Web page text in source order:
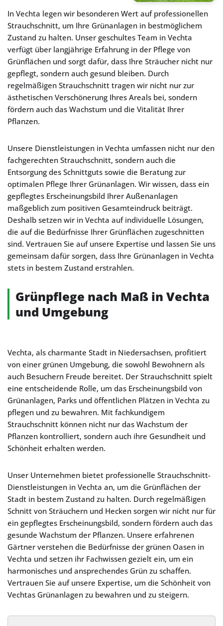
In Vechta legen wir besonderen Wert auf professionellen
Strauchschnitt, um Ihre Grünanlagen in bestmöglichem
Zustand zu halten. Unser geschultes Team in Vechta
verfügt über langjährige Erfahrung in der Pflege von
Grünflächen und sorgt dafür, dass Ihre Sträucher nicht nur
gepflegt, sondern auch gesund bleiben. Durch
regelmäßigen Strauchschnitt tragen wir nicht nur zur
ästhetischen Verschönerung Ihres Areals bei, sondern
fördern auch das Wachstum und die Vitalität Ihrer
Pflanzen.
Unsere Dienstleistungen in Vechta umfassen nicht nur den
fachgerechten Strauchschnitt, sondern auch die
Entsorgung des Schnittguts sowie die Beratung zur
optimalen Pflege Ihrer Grünanlagen. Wir wissen, dass ein
gepflegtes Erscheinungsbild Ihrer Außenanlagen
maßgeblich zum positiven Gesamteindruck beiträgt.
Deshalb setzen wir in Vechta auf individuelle Lösungen,
die auf die Bedürfnisse Ihrer Grünflächen zugeschnitten
sind. Vertrauen Sie auf unsere Expertise und lassen Sie uns
gemeinsam dafür sorgen, dass Ihre Grünanlagen in Vechta
stets in bestem Zustand erstrahlen.
Grünpflege nach Maß in Vechta
und Umgebung
Vechta, als charmante Stadt in Niedersachsen, profitiert
von einer grünen Umgebung, die sowohl Bewohnern als
auch Besuchern Freude bereitet. Der Strauchschnitt spielt
eine entscheidende Rolle, um das Erscheinungsbild von
Grünanlagen, Parks und öffentlichen Plätzen in Vechta zu
pflegen und zu bewahren. Mit fachkundigem
Strauchschnitt können nicht nur das Wachstum der
Pflanzen kontrolliert, sondern auch ihre Gesundheit und
Schönheit erhalten werden.
Unser Unternehmen bietet professionelle Strauchschnitt-
Dienstleistungen in Vechta an, um die Grünflächen der
Stadt in bestem Zustand zu halten. Durch regelmäßigen
Schnitt von Sträuchern und Hecken sorgen wir nicht nur für
ein gepflegtes Erscheinungsbild, sondern fördern auch das
gesunde Wachstum der Pflanzen. Unsere erfahrenen
Gärtner verstehen die Bedürfnisse der grünen Oasen in
Vechta und setzen ihr Fachwissen gezielt ein, um ein
harmonisches und ansprechendes Grün zu schaffen.
Vertrauen Sie auf unsere Expertise, um die Schönheit von
Vechtas Grünanlagen zu bewahren und zu steigern.